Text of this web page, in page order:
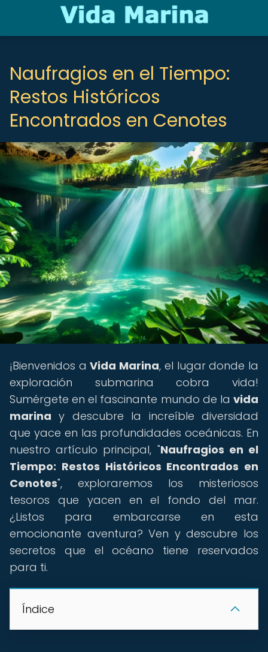
Naufragios en el Tiempo:
Restos Históricos
Encontrados en Cenotes
¡Bienvenidos aVida Marina, el lugar donde la
exploración submarina cobra vida!
Sumérgete en el fascinante mundo de la vida
marina y descubre la increíble diversidad
que yace en las profundidades oceánicas. En
nuestro artículo principal, "Naufragios en el
Tiempo: Restos Históricos Encontrados en
Cenotes", exploraremos los misteriosos
tesoros que yacen en el fondo del mar.
¿Listos para embarcarse en esta
emocionante aventura? Ven y descubre los
secretos que el océano tiene reservados
para ti.
Índice